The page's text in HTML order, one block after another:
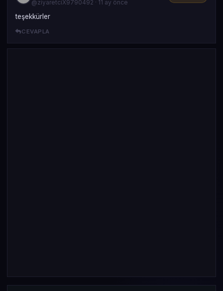
@ziyaretciX9790492 · 11 ay önce
teşekkürler
CEVAPLA